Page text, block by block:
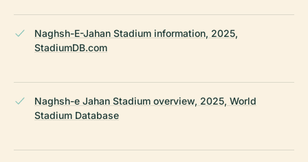
Naghsh-E-Jahan Stadium information, 2025,
StadiumDB.com
Naghsh-e Jahan Stadium overview, 2025, World
Stadium Database